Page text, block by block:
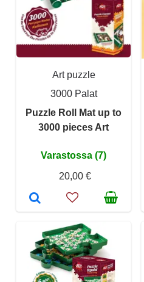
Art puzzle
3000 Palat
Puzzle Roll Mat up to
3000 pieces Art
Varastossa (7)
20,00 €